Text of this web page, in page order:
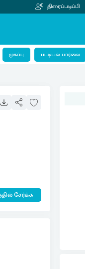
திரைப்படிப்பி
முகப்பு பட்டியல் பார்வை
சேர்க்க